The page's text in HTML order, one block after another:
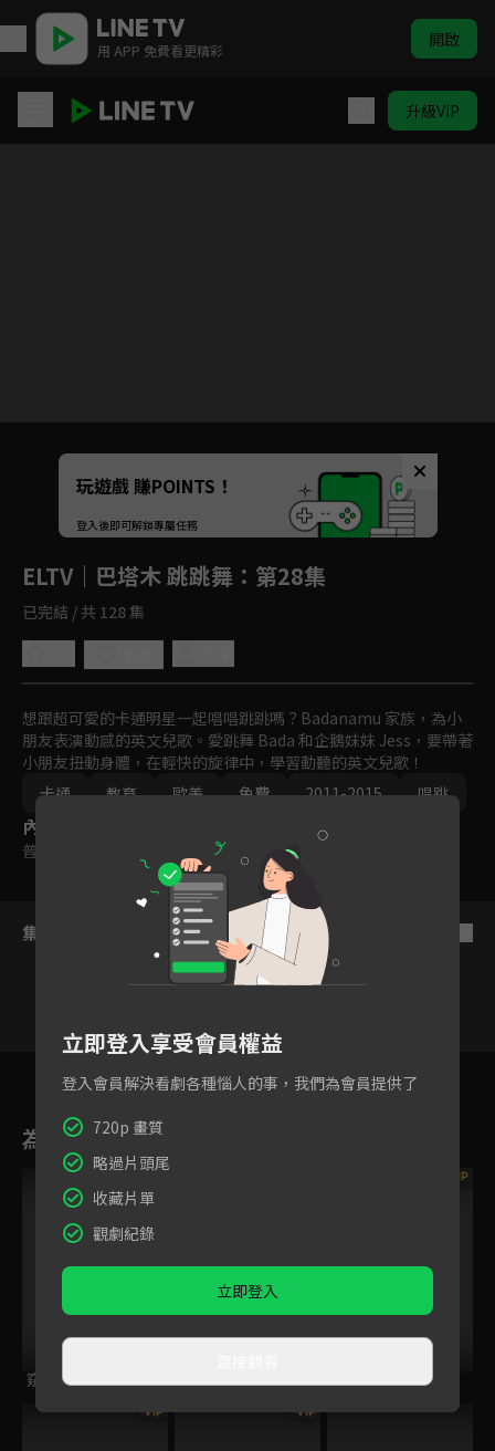
用 APP 免費看更精彩 開啟
升級VIP
Unmute
如有不便請見諒
玩遊戲 賺POINTS！
登入後即可解鎖專屬任務
ELTV｜巴塔木 跳跳舞 ：第28集
已完結 / 共 128 集
想跟超可愛的卡通明星一起唱唱跳跳嗎？Badanamu 家族，為小
朋友表演動感的英文兒歌。愛跳舞 Bada 和企鵝妹妹 Jess，要帶著
小朋友扭動身體，在輕快的旋律中，學習動聽的英文兒歌！
卡通
教育 歐美 免費 2011-2015 唱跳
內容標籤
普遍級
集數列表
27 28 29 30
為您推薦
VIP
窺伺之眼 厄夜直播
VIP
女囚靈
VIP VIP
立即登入享受會員權益
登入會員解決看劇各種惱人的事，我們為會員提供了
720p 畫質
略過片頭尾
收藏片單
觀劇紀錄
立即登入